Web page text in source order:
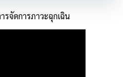
รจัดการภาวะฉุกเฉิน